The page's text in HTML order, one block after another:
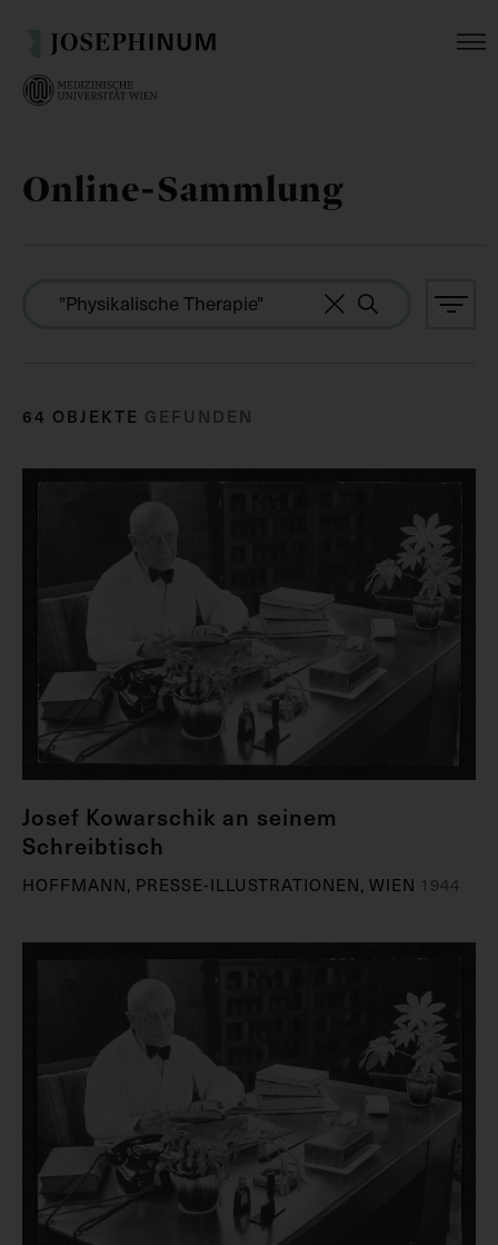
Online-Sammlung
64 OBJEKTE GEFUNDEN
Josef Kowarschik an seinem
Schreibtisch
HOFFMANN, PRESSE-ILLUSTRATIONEN, WIEN 1944